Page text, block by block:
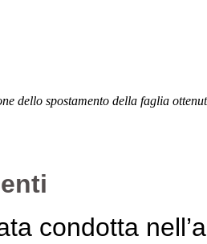
dello spostamento della faglia
condotta